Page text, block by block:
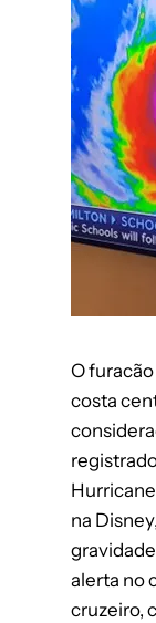
O
costa
na
alerta no
cruzeiro,